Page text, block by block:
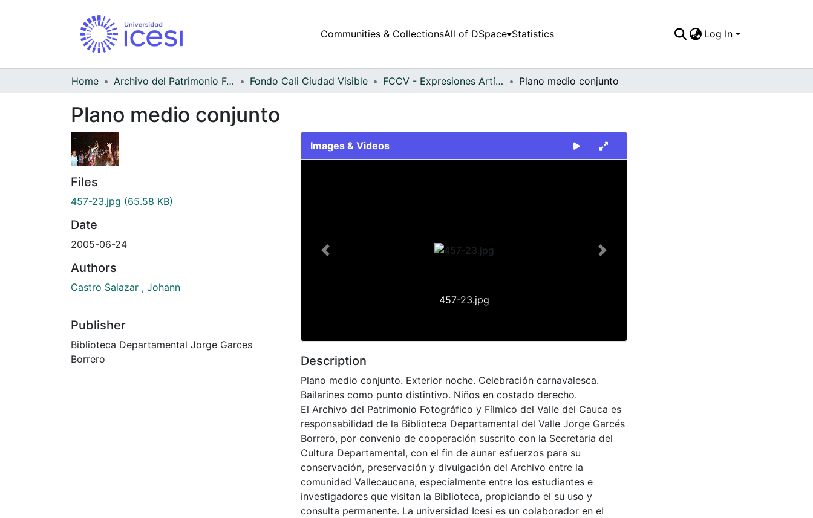
Communities & CollectionsAll of DSpace Statistics Log In
Home Archivo del Patrimonio Fotográfico y Fílmico del Valle del Cauca Fondo Cali Ciudad Visible FCCV - Expresiones Artísticas - Patrimonial Plano medio conjunto
Plano medio conjunto
Files
457-23.jpg (65.58 KB)
Date
2005-06-24
Authors
Castro Salazar , Johann
Publisher
Biblioteca Departamental Jorge Garces
Borrero
Images & Videos
457-23.jpg
Previous Next
Description
Plano medio conjunto. Exterior noche. Celebración carnavalesca.
Bailarines como punto distintivo. Niños en costado derecho.
El Archivo del Patrimonio Fotográfico y Fílmico del Valle del Cauca es
responsabilidad de la Biblioteca Departamental del Valle Jorge Garcés
Borrero, por convenio de cooperación suscrito con la Secretaria del
Cultura Departamental, con el fin de aunar esfuerzos para su
conservación, preservación y divulgación del Archivo entre la
comunidad Vallecaucana, especialmente entre los estudiantes e
investigadores que visitan la Biblioteca, propiciando el su uso y
consulta permanente. La universidad Icesi es un colaborador en el